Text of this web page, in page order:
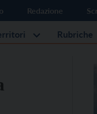
Redazione
Rubriche